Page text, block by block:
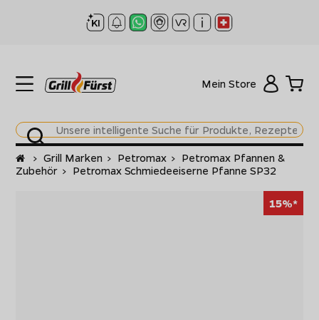
Mein Store
Startseite
> Grill Marken > Petromax > Petromax Pfannen &
Zubehör > Petromax Schmiedeeiserne Pfanne SP32
15%*